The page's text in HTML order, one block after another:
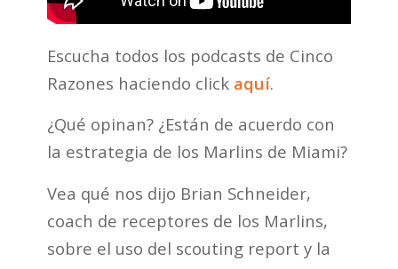
Escucha todos los podcasts de Cinco
Razones haciendo click aquí.
¿Qué opinan? ¿Están de acuerdo con
la estrategia de los Marlins de Miami?
Vea qué nos dijo Brian Schneider,
coach de receptores de los Marlins,
sobre el uso del scouting report y la